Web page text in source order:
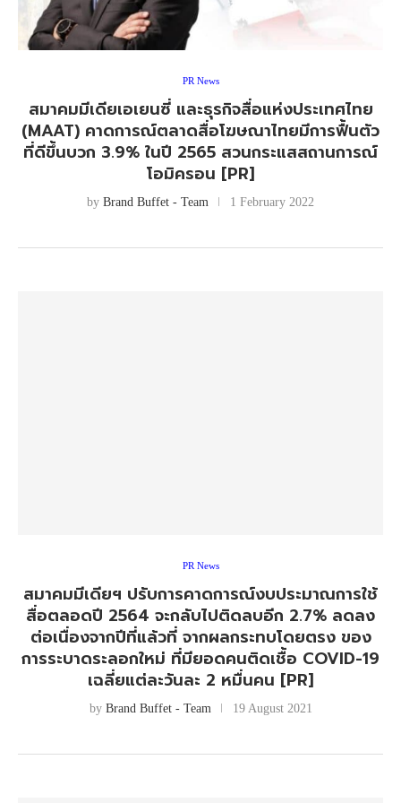
PR News
สมาคมมีเดียเอเยนซี่ และธุรกิจสื่อแห่งประเทศไทย
(MAAT) คาดการณ์ตลาดสื่อโฆษณาไทยมีการฟื้นตัว
ที่ดีขึ้นบวก 3.9% ในปี 2565 สวนกระแสสถานการณ์
โอมิครอน [PR]
by Brand Buffet - Team 1 February 2022
PR News
สมาคมมีเดียฯ ปรับการคาดการณ์งบประมาณการใช้
สื่อตลอดปี 2564 จะกลับไปติดลบอีก 2.7% ลดลง
ต่อเนื่องจากปีที่แล้วที่ จากผลกระทบโดยตรง ของ
การระบาดระลอกใหม่ ที่มียอดคนติดเชื้อ COVID-19
เฉลี่ยแต่ละวันละ 2 หมื่นคน [PR]
by Brand Buffet - Team 19 August 2021